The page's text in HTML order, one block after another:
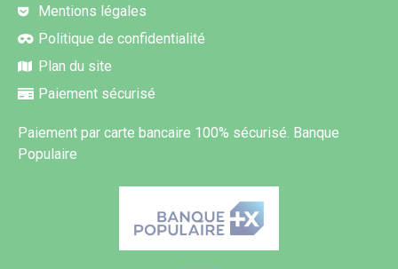
Mentions légales
Politique de confidentialité
Plan du site
Paiement sécurisé
Paiement par carte bancaire 100% sécurisé. Banque
Populaire